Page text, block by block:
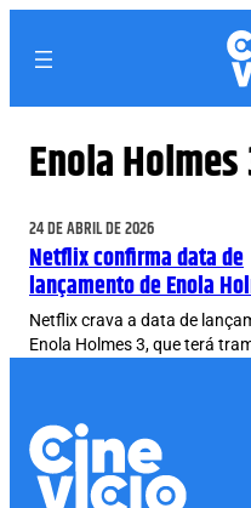
Enola Holmes
24 DE ABRIL DE 2026
Netflix confirma data de
lançamento de Enola
Netflix crava a data de
Enola Holmes 3, que terá